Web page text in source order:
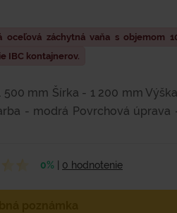
oceľová záchytná vaňa s objemom
IBC kontajnerov.
500 mm Šírka - 1 200 mm
- modrá Povrchová
0% 0 hodnotenie